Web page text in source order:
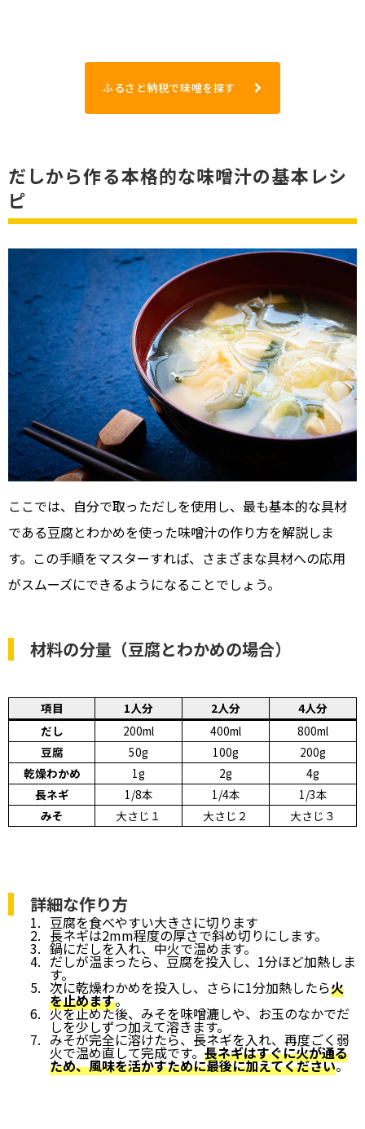
ふるさと納税で味噌を探す
だしから作る本格的な味噌汁の基本レシ
ピ
ここでは、自分で取っただしを使用し、最も基本的な具材
である豆腐とわかめを使った味噌汁の作り方を解説しま
す。この手順をマスターすれば、さまざまな具材への応用
がスムーズにできるようになることでしょう。
材料の分量（豆腐とわかめの場合）
項目 1人分 2人分
4人分
だし
200ml 400ml
800ml
豆腐
50g 100g
200g
乾燥わかめ
1g 2g
4g
長ネギ
1/8本 1/4本
1/3本
みそ
大さじ１ 大さじ２ 大さじ３
詳細な作り方
豆腐を食べやすい大きさに切ります
長ネギは2mm程度の厚さで斜め切りにします。
鍋にだしを入れ、中火で温めます。
だしが温まったら、豆腐を投入し、1分ほど加熱しま
す。
次に乾燥わかめを投入し、さらに1分加熱したら火
を止めます。
火を止めた後、みそを味噌漉しや、お玉のなかでだ
しを少しずつ加えて溶きます。
みそが完全に溶けたら、長ネギを入れ、再度ごく弱
火で温め直して完成です。長ネギはすぐに火が通る
ため、風味を活かすために最後に加えてください。